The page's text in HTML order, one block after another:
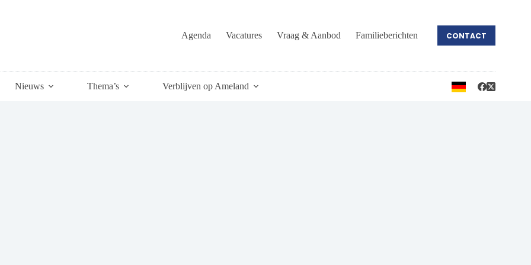
Agenda Vacatures Vraag & Aanbod Familieberichten CONTACT
Nieuws Thema’s Verblijven op Ameland